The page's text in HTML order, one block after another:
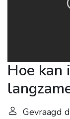
Hoe kan
Gevraagd